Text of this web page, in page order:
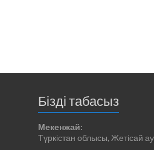
Бізді табасыз
Мекенжай:
Түркістан облысы, Жетісай